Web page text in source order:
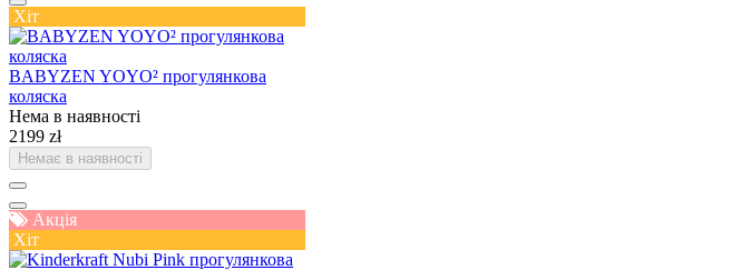
Хіт
BABYZEN YOYO² прогулянкова
коляска
Нема в наявності
2199 zł
Немає в наявності
Акція
Хіт